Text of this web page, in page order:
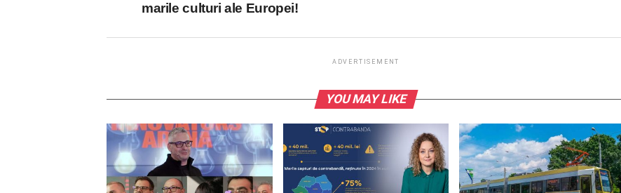
marile culturi ale Europei!
ADVERTISEMENT
YOU MAY LIKE